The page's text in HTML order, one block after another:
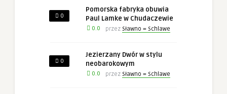
0
Pomorska fabryka obuwia
Paul Lamke w Chudaczewie
0.0 przez Sławno = Schlawe
0
Jezierzany Dwór w stylu
neobarokowym
0.0 przez Sławno = Schlawe